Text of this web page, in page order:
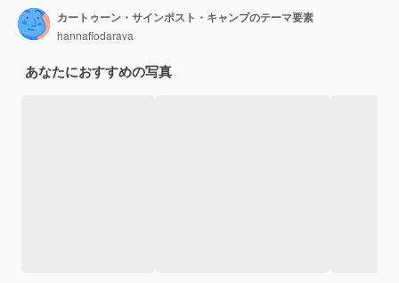
カートゥーン・サインポスト・キャンプのテーマ要素
hannafiodarava
あなたにおすすめの写真